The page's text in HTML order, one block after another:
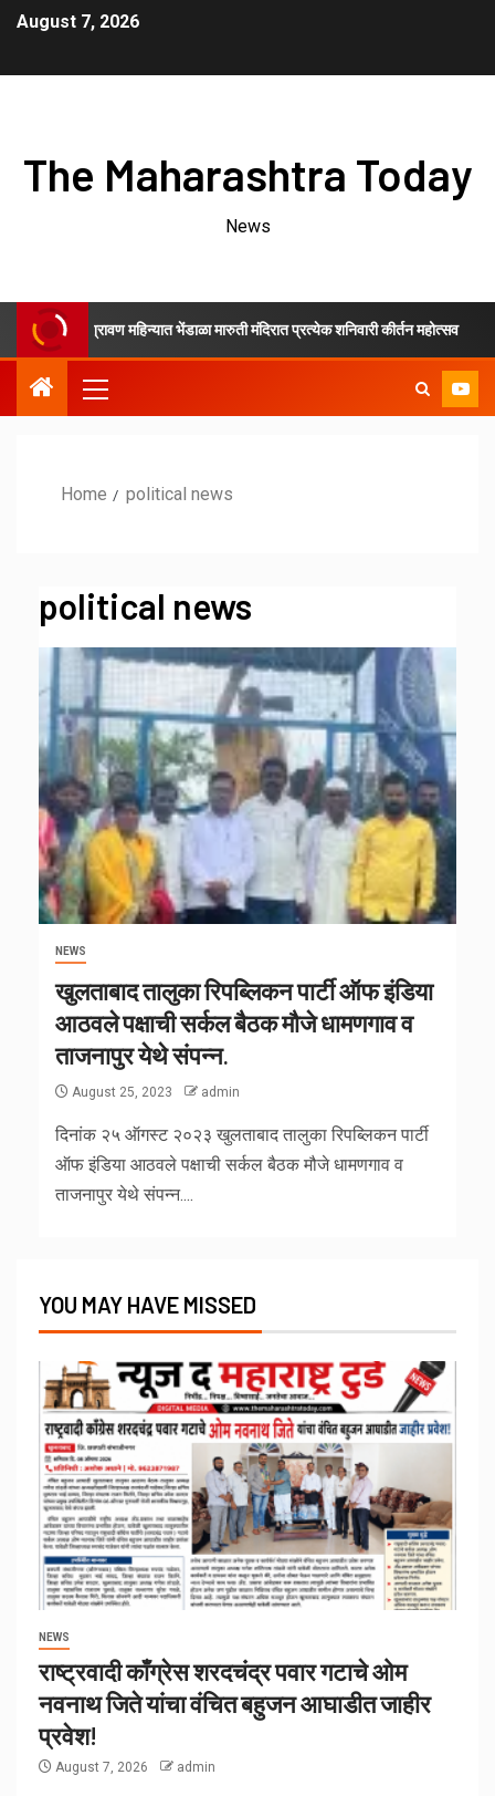
August 7, 2026
The Maharashtra Today
News
श्रावण महिन्यात भेंडाळा मारुती मंदिरात प्रत्येक शनिवारी कीर्तन महोत्सव
Home political news
political news
NEWS
खुलताबाद तालुका रिपब्लिकन पार्टी ऑफ इंडिया
आठवले पक्षाची सर्कल बैठक मौजे धामणगाव व
ताजनापुर येथे संपन्न.
August 25, 2023 admin
दिनांक २५ ऑगस्ट २०२३ खुलताबाद तालुका रिपब्लिकन पार्टी
ऑफ इंडिया आठवले पक्षाची सर्कल बैठक मौजे धामणगाव व
ताजनापुर येथे संपन्न....
YOU MAY HAVE MISSED
NEWS
राष्ट्रवादी काँग्रेस शरदचंद्र पवार गटाचे ओम
नवनाथ जिते यांचा वंचित बहुजन आघाडीत जाहीर
प्रवेश!
August 7, 2026 admin